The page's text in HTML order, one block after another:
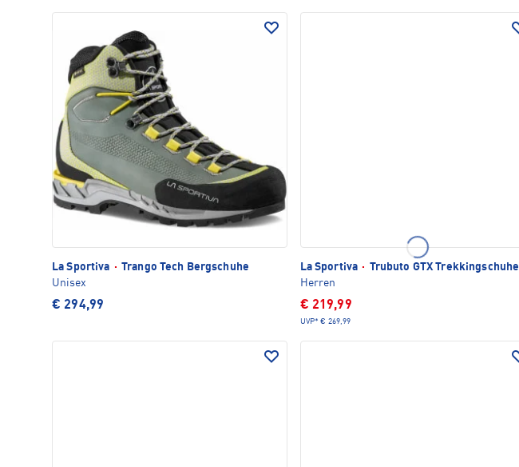
La Sportiva · Trango Tech Bergschuhe
Unisex
€ 294,99
La Sportiva · Trubuto GTX Trekkingschuhe
Herren
€ 219,99
UVP* € 269,99